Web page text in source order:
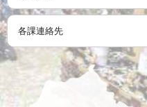
各課連絡先